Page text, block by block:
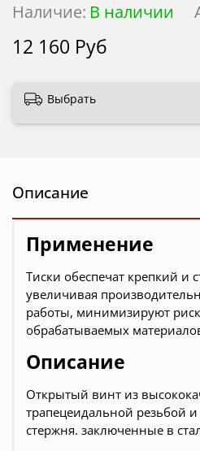
Наличие: В наличии
12 160 Руб
Выбрать
Описание
Применение
Тиски обеспечат крепкий и
увеличивая
работы, минимизируют
обрабатываемых
Описание
Открытый винт из
трапецеидальной резьбой
стержня. заключенные в